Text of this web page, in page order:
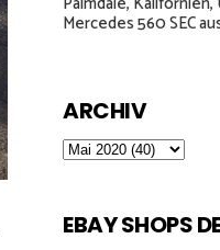
Mercedes 560 SEC
ARCHIV
EBAY SHOPS